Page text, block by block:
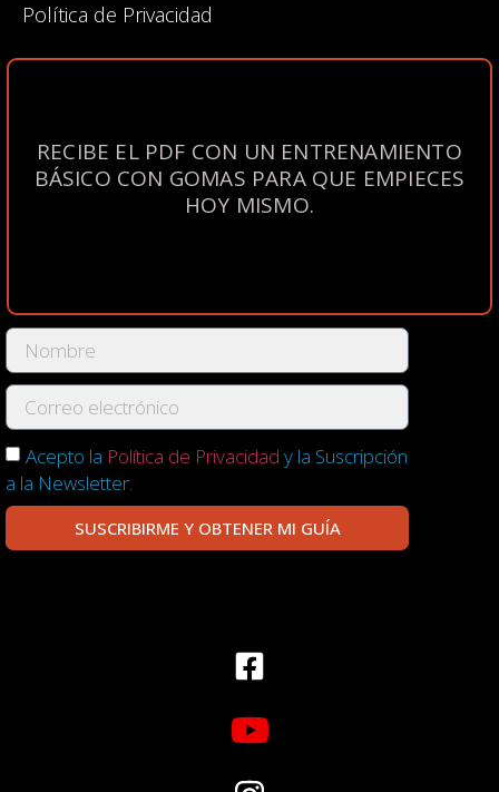
Política de Privacidad
RECIBE EL PDF CON UN ENTRENAMIENTO
BÁSICO CON GOMAS PARA QUE EMPIECES
HOY MISMO.
Acepto la Política de Privacidad y la Suscripción
a la Newsletter.
SUSCRIBIRME Y OBTENER MI GUÍA